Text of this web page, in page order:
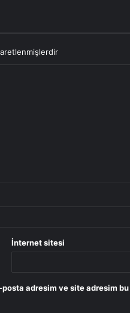
İnternet sitesi
adresim ve site adresim bu